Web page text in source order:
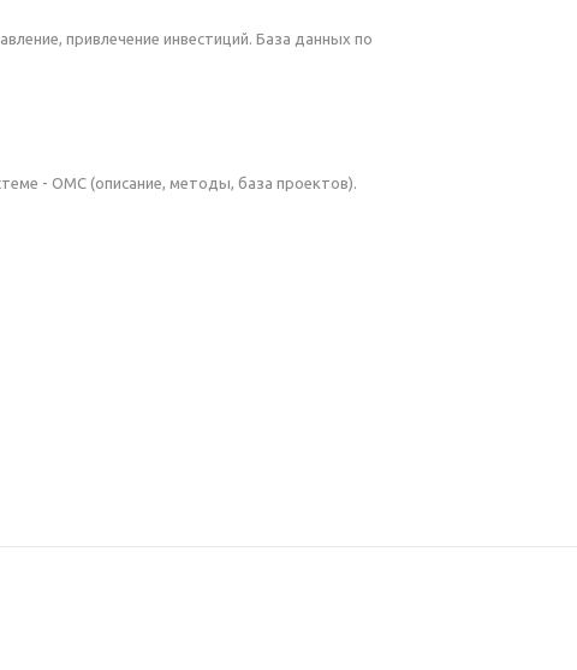
привлечение инвестиций. База данных по
- ОМС (описание, методы, база проектов).